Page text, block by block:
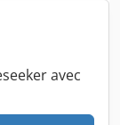
avec